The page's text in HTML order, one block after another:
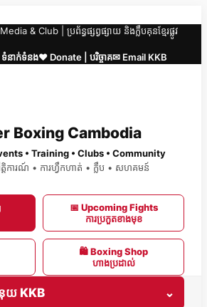
& Club | ប្រព័ន្ធផ្សព្វផ្សាយ និងក្លឹបគុនខ្មែរផ្លូវ
នាក់ទំនង❤️ Donate | បរិច្ចាគ✉ Email KKB
Boxing Cambodia
• Training • Clubs • Community
តិការណ៍ • ការហ្វឹកហាត់ • ក្លឹប • សហគមន៍
📅 Upcoming Fights
ការប្រកួតខាងមុខ
🛍 Boxing Shop
ហាងប្រដាល់
យ KKB
⌄